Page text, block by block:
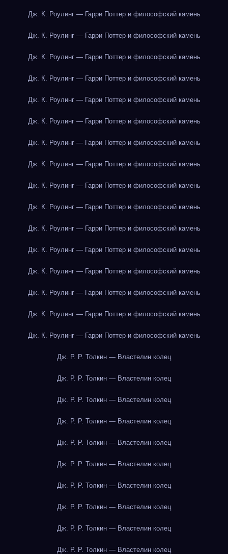
Дж. К. Роулинг — Гарри Поттер и философский камень
Дж. К. Роулинг — Гарри Поттер и философский камень
Дж. К. Роулинг — Гарри Поттер и философский камень
Дж. К. Роулинг — Гарри Поттер и философский камень
Дж. К. Роулинг — Гарри Поттер и философский камень
Дж. К. Роулинг — Гарри Поттер и философский камень
Дж. К. Роулинг — Гарри Поттер и философский камень
Дж. К. Роулинг — Гарри Поттер и философский камень
Дж. К. Роулинг — Гарри Поттер и философский камень
Дж. К. Роулинг — Гарри Поттер и философский камень
Дж. К. Роулинг — Гарри Поттер и философский камень
Дж. К. Роулинг — Гарри Поттер и философский камень
Дж. К. Роулинг — Гарри Поттер и философский камень
Дж. К. Роулинг — Гарри Поттер и философский камень
Дж. К. Роулинг — Гарри Поттер и философский камень
Дж. К. Роулинг — Гарри Поттер и философский камень
Дж. Р. Р. Толкин — Властелин колец
Дж. Р. Р. Толкин — Властелин колец
Дж. Р. Р. Толкин — Властелин колец
Дж. Р. Р. Толкин — Властелин колец
Дж. Р. Р. Толкин — Властелин колец
Дж. Р. Р. Толкин — Властелин колец
Дж. Р. Р. Толкин — Властелин колец
Дж. Р. Р. Толкин — Властелин колец
Дж. Р. Р. Толкин — Властелин колец
Дж. Р. Р. Толкин — Властелин колец